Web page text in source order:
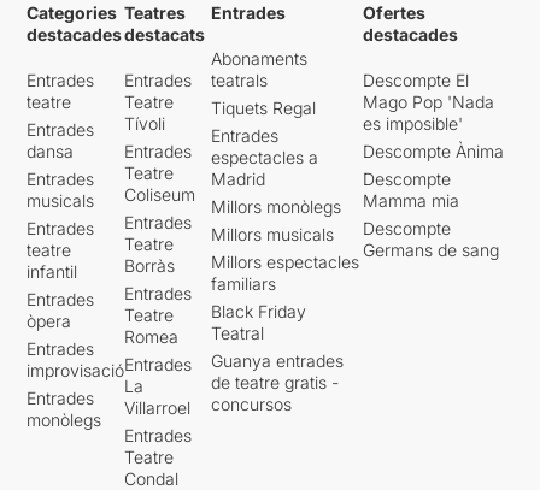
Categories
destacades
Entrades
teatre
Entrades
dansa
Entrades
musicals
Entrades
teatre
infantil
Entrades
òpera
Entrades
improvisació
Entrades
monòlegs
Teatres
destacats
Entrades
Teatre
Tívoli
Entrades
Teatre
Coliseum
Entrades
Teatre
Borràs
Entrades
Teatre
Romea
Entrades
La
Villarroel
Entrades
Teatre
Condal
Entrades
Abonaments
teatrals
Tiquets Regal
Entrades
espectacles a
Madrid
Millors monòlegs
Millors musicals
Millors espectacles
familiars
Black Friday
Teatral
Guanya entrades
de teatre gratis -
concursos
Ofertes
destacades
Descompte El
Mago Pop 'Nada
es imposible'
Descompte Ànima
Descompte
Mamma mia
Descompte
Germans de sang